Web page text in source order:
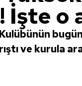
İşte o
ve kurula